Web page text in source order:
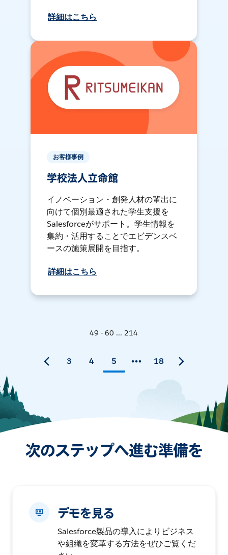
詳細はこちら
お客様事例
学校法人立命館
イノベーション・創発人材の輩出に
向けて個別最適された学生支援を
Salesforceがサポート。学生情報を
集約・活用することでエビデンスベ
ースの施策展開を目指す。
詳細はこちら
49 - 60 ... 214
3 4 5 18
次のステップへ進む準備を
デモを見る
Salesforce製品の導入によりビジネス
や組織を変革する方法をぜひご覧くだ